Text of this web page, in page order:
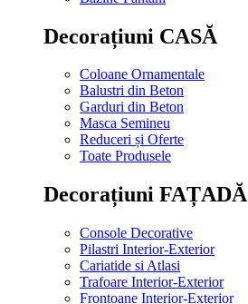
Decorațiuni CASĂ
Coloane Ornamentale
Balustri din Beton
Garduri din Beton
Masca Semineu
Reduceri și Oferte
Toate Produsele
Decorațiuni FAȚADĂ
Console Decorative
Pilastri Interior-Exterior
Cariatide si Atlasi
Trafoare Interior-Exterior
Frontoane Interior-Exterior